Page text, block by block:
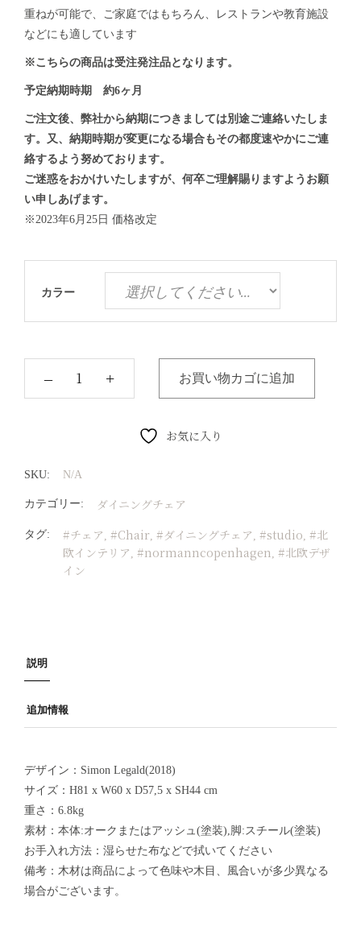
重ねが可能で、ご家庭ではもちろん、レストランや教育施設
などにも適しています
※こちらの商品は受注発注品となります。
予定納期時期 約6ヶ月
ご注文後、弊社から納期につきましては別途ご連絡いたしま
す。又、納期時期が変更になる場合もその都度速やかにご連
絡するよう努めております。
ご迷惑をおかけいたしますが、何卒ご理解賜りますようお願
い申しあげます。
※2023年6月25日 価格改定
カラー
‒ + お買い物カゴに追加
お気に入り
SKU: N/A
カテゴリー: ダイニングチェア
タグ: #チェア #Chair #ダイニングチェア #studio #北
欧インテリア #normanncopenhagen #北欧デザ
イン
説明
追加情報
デザイン：Simon Legald(2018)
サイズ：H81 x W60 x D57,5 x SH44 cm
重さ：6.8kg
素材：本体:オークまたはアッシュ(塗装),脚:スチール(塗装)
お手入れ方法：湿らせた布などで拭いてください
備考：木材は商品によって色味や木目、風合いが多少異なる
場合がございます。